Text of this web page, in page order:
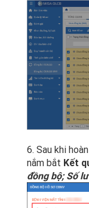
6. Sau khi
nắm bắt Kết
đồng bộ; Số